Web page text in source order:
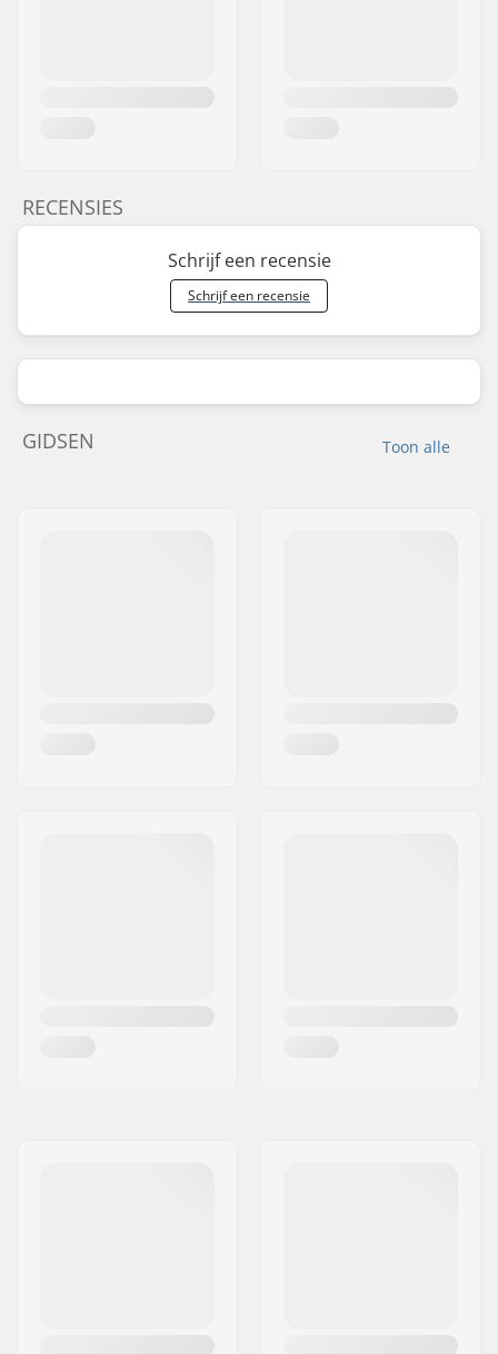
RECENSIES
Schrijf een recensie
Schrijf een recensie
Toon alle
GIDSEN